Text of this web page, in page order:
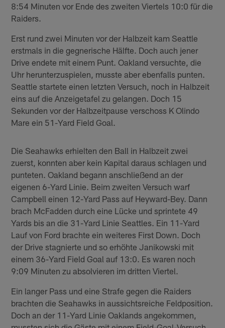
8:54 Minuten vor Ende des zweiten Viertels 10:0 für die
Raiders.
Erst rund zwei Minuten vor der Halbzeit kam Seattle
erstmals in die gegnerische Hälfte. Doch auch jener
Drive endete mit einem Punt. Oakland versuchte, die
Uhr herunterzuspielen, musste aber ebenfalls punten.
Seattle startete einen letzten Versuch, noch in Halbzeit
eins auf die Anzeigetafel zu gelangen. Doch 15
Sekunden vor der Halbzeitpause verschoss K Olindo
Mare ein 51-Yard Field Goal.
Die Seahawks erhielten den Ball in Halbzeit zwei
zuerst, konnten aber kein Kapital daraus schlagen und
punteten. Oakland begann anschließend an der
eigenen 6-Yard Linie. Beim zweiten Versuch warf
Campbell einen 12-Yard Pass auf Heyward-Bey. Dann
brach McFadden durch eine Lücke und sprintete 49
Yards bis an die 31-Yard Linie Seattles. Ein 11-Yard
Lauf von Ford brachte ein weiteres First Down. Doch
der Drive stagnierte und so erhöhte Janikowski mit
einem 36-Yard Field Goal auf 13:0. Es waren noch
9:09 Minuten zu absolvieren im dritten Viertel.
Ein langer Pass und eine Strafe gegen die Raiders
brachten die Seahawks in aussichtsreiche Feldposition.
Doch an der 11-Yard Linie Oaklands angekommen,